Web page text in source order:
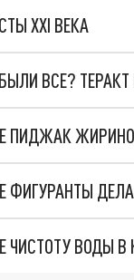
XXI ВЕКА
ВСЕ?
ПИДЖАК
ЧИСТОТУ ВОДЫ